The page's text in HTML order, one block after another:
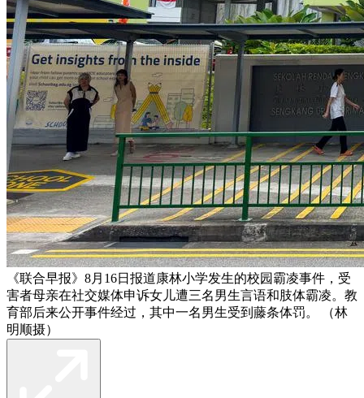
《联合早报》8月16日报道康林小学发生的校园霸凌事件，受
害者母亲在社交媒体申诉女儿遭三名男生言语和肢体霸凌。教
育部后来公开事件经过，其中一名男生受到藤条体罚。 （林
明顺摄）